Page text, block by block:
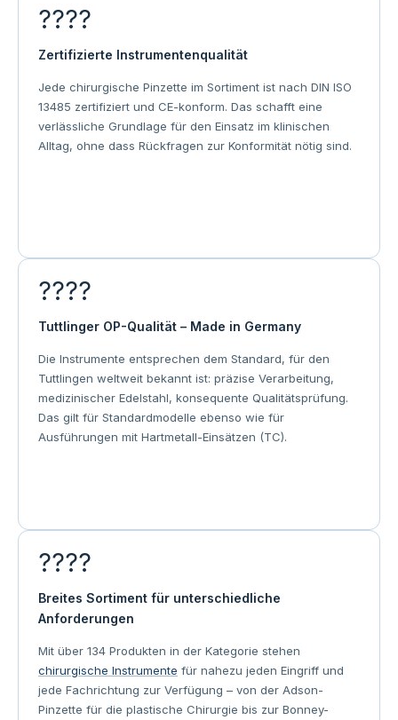
????
Zertifizierte Instrumentenqualität
Jede chirurgische Pinzette im Sortiment ist nach DIN ISO
13485 zertifiziert und CE-konform. Das schafft eine
verlässliche Grundlage für den Einsatz im klinischen
Alltag, ohne dass Rückfragen zur Konformität nötig sind.
????
Tuttlinger OP-Qualität – Made in Germany
Die Instrumente entsprechen dem Standard, für den
Tuttlingen weltweit bekannt ist: präzise Verarbeitung,
medizinischer Edelstahl, konsequente Qualitätsprüfung.
Das gilt für Standardmodelle ebenso wie für
Ausführungen mit Hartmetall-Einsätzen (TC).
????
Breites Sortiment für unterschiedliche
Anforderungen
Mit über 134 Produkten in der Kategorie stehen
chirurgische Instrumente für nahezu jeden Eingriff und
jede Fachrichtung zur Verfügung – von der Adson-
Pinzette für die plastische Chirurgie bis zur Bonney-